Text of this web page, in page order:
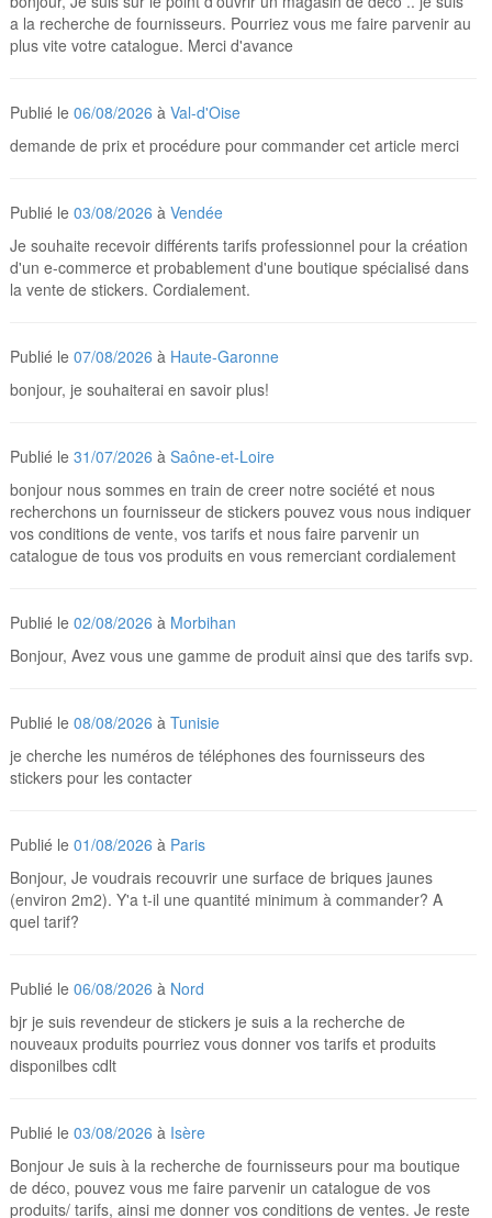
a la recherche de fournisseurs. Pourriez vous me faire parvenir au
plus vite votre catalogue. Merci d'avance
Publié le06/08/2026 àVal-d'Oise
demande de prix et procédure pour commander cet article merci
Publié le03/08/2026 àVendée
Je souhaite recevoir différents tarifs professionnel pour la création
d'un e-commerce et probablement d'une boutique spécialisé dans
la vente de stickers. Cordialement.
Publié le07/08/2026 à Haute-Garonne
bonjour, je souhaiterai en savoir plus!
Publié le31/07/2026 àSaône-et-Loire
bonjour nous sommes en train de creer notre société et nous
recherchons un fournisseur de stickers pouvez vous nous indiquer
vos conditions de vente, vos tarifs et nous faire parvenir un
catalogue de tous vos produits en vous remerciant cordialement
Publié le02/08/2026 à Morbihan
Bonjour, Avez vous une gamme de produit ainsi que des tarifs svp.
Publié le08/08/2026 àTunisie
je cherche les numéros de téléphones des fournisseurs des
stickers pour les contacter
Publié le01/08/2026 à Paris
Bonjour, Je voudrais recouvrir une surface de briques jaunes
(environ 2m2). Y'a t-il une quantité minimum à commander? A
quel tarif?
Publié le06/08/2026 à Nord
bjr je suis revendeur de stickers je suis a la recherche de
nouveaux produits pourriez vous donner vos tarifs et produits
disponilbes cdlt
Publié le03/08/2026 à Isère
Bonjour Je suis à la recherche de fournisseurs pour ma boutique
de déco, pouvez vous me faire parvenir un catalogue de vos
produits/ tarifs, ainsi me donner vos conditions de ventes. Je reste